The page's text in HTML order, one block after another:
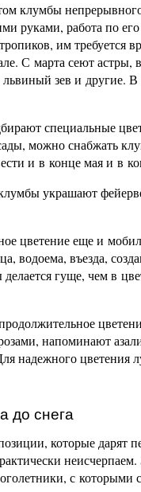
клумбы непрерывного
руками, работа по
им требуется
С марта сеют астры,
зев и другие. В
специальные
можно снабжать
и в конце мая и в
украшают
цветение еще и
водоема, въезда,
гуще, чем в
напоминают
надежного цветения
до снега
которые дарят
с